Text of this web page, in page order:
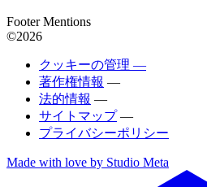
Footer Mentions
©2026
クッキーの管理 —
著作権情報 —
法的情報 —
サイトマップ —
プライバシーポリシー
Made with love by Studio Meta